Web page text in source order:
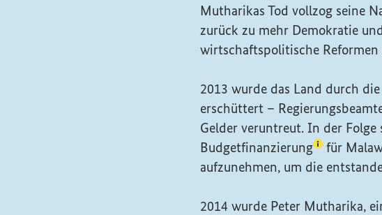
Mutharikas Tod vollzog seine
zurück zu mehr Demokratie
wirtschaftspolitische Reformen
2013 wurde das Land durch
erschüttert –
Gelder veruntreut. In der
Budgetfinanzierung(Lexikon-
für
aufzunehmen, um die
2014 wurde Peter Mutharika,